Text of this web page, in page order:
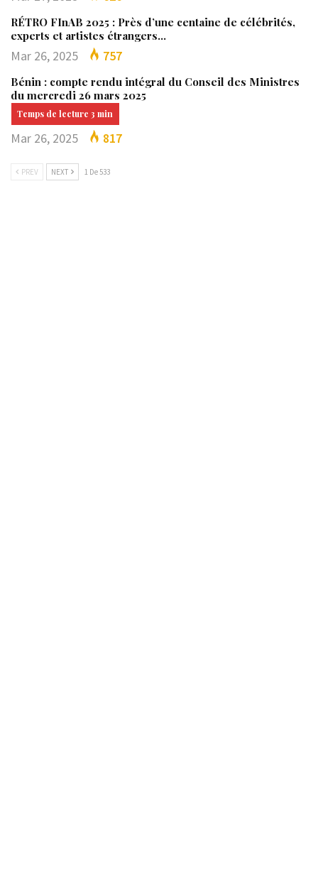
RÉTRO FInAB 2025 : Près d’une centaine de célébrités,
experts et artistes étrangers…
Mar 26, 2025 757
Bénin : compte rendu intégral du Conseil des Ministres
du mercredi 26 mars 2025
Mar 26, 2025 817
PREV NEXT 1 De 533